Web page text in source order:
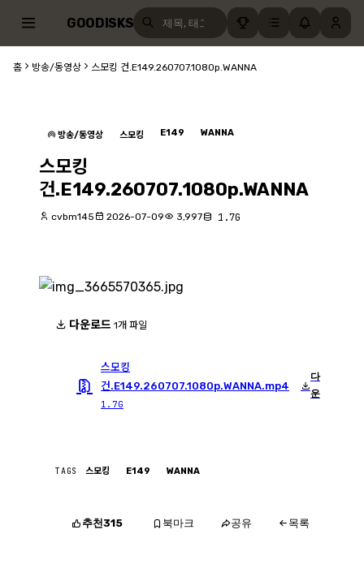
GOODISKS
홈 방송/동영상 스모킹 건.E149.260707.1080p.WANNA
방송/동영상 스모킹 E149 WANNA
스모킹
건.E149.260707.1080p.WANNA
cvbm145 2026-07-09 3,997 1.7G
다운로드 1개 파일
스모킹
건.E149.260707.1080p.WANNA.mp4
1.7G
다
운
TAGS 스모킹 E149 WANNA
추천315 북마크 공유 목록